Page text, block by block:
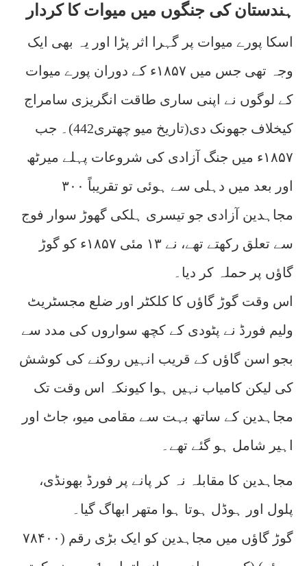
ہندستان کی جنگوں میں میوات کا کردار
اسکا پورے میوات پر گہرا اثر پڑا اور یہ بھی ایک
وجہ تھی جس میں ۱۸۵۷ء کے دوران پورے میوات
کے لوگوں نے اپنی ساری طاقت انگریزی سامراج
کیخلاف جھونک دی(تاریخ میو چھتری442)۔ جب
۱۸۵۷ء میں جنگ آزادی کی شروعات پہلے میرٹھ
اور بعد میں دہلی سے ہوئی تو تقریباً ۳۰۰
مجاہدین آزادی جو تیسری ہلکی گھوڑ سوار فوج
سے تعلق رکھتے تھے، نے ۱۳ مئی ۱۸۵۷ء کو گوڑ
گاؤں پر حملہ کر دیا۔
اس وقت گوڑ گاؤں کا کلکٹر اور ضلع مجسٹریٹ
ولیم فورڈ نے پٹودی کے کچھ سواروں کی مدد سے
بجو اسن گاؤں کے قریب انہیں روکنے کی کوشش
کی لیکن کامیاب نہیں ہوا کیونکہ اس وقت تک
مجاہدین کے ساتھ بہت سے مقامی میو، جاٹ اور
اہیر شامل ہو گئے تھے۔
مجاہدین کا مقابلہ نہ کر پانے پر فورڈ بھونڈی،
پلول اور ہوڈل ہوتا ہوا متھر ابھاگ گیا۔
گوڑ گاؤں میں مجاہدین کو ایک بڑی رقم (۷۸۴۰۰